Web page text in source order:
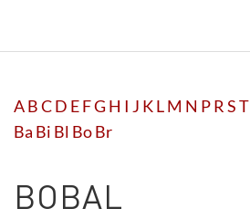
ABCD EFGH I J KLM N PRST
Ba Bi Bl BoBr
BOBAL